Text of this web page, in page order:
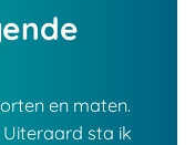
en maten.
sta ik